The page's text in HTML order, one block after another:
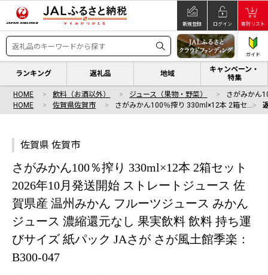
新規登録 ログイン 寄附リスト
ガイド
ランキング 返礼品 地域
キャンペーン・
特集
HOME 飲料（お酒以外） ジュース（果物・野菜）
さがみかん
HOME
佐賀県佐賀市 さがみかん100％搾り 330ml×12本 2箱セ…
佐賀県 佐賀市
さがみかん100％搾り 330ml×12本 2箱セット
2026年10月発送開始 ストレートジュース 佐
賀県産 温州みかん フルーツジュース みかん
ジュース 濃縮還元なし 果実飲料 飲料 持ち運
びサイズ 紙パック JAさが さが風土館季楽：
B300-047